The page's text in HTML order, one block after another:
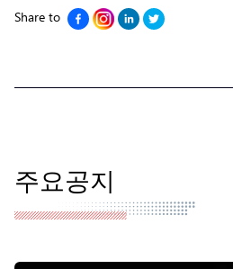
Share to
주요공지